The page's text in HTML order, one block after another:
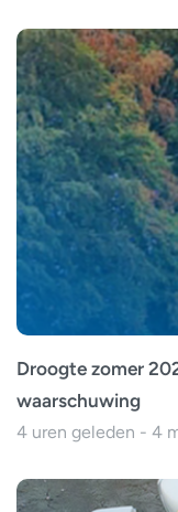
Droogte zomer
waarschuwing
4 uren geleden - 4